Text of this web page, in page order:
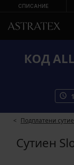
СПИСАНИЕ
КОД
Подплатени
Сутиен